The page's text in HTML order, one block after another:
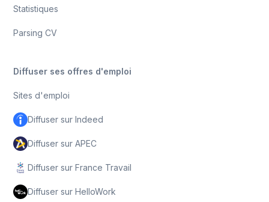
Statistiques
Parsing CV
Diffuser ses offres d'emploi
Sites d'emploi
Diffuser sur Indeed
Diffuser sur APEC
Diffuser sur France Travail
Diffuser sur HelloWork